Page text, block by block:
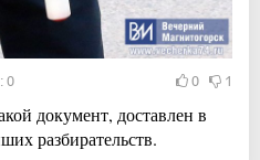
0 0 1
документ, доставлен в
разбирательств.